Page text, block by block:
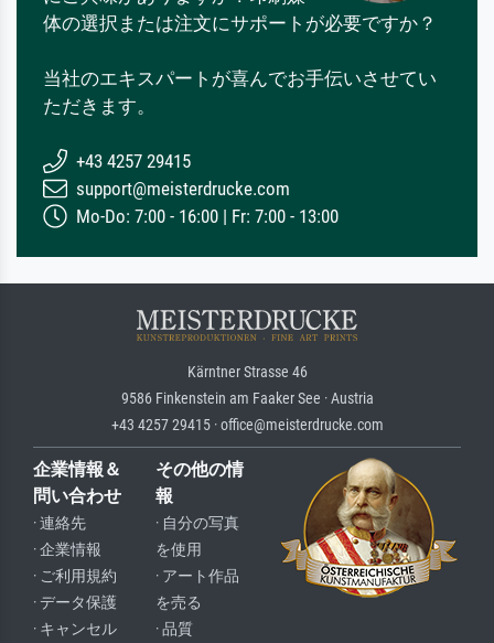
体の選択または注文にサポートが必要ですか？
当社のエキスパートが喜んでお手伝いさせてい
ただきます。
+43 4257 29415
support@meisterdrucke.com
Mo-Do: 7:00 - 16:00 | Fr: 7:00 - 13:00
Kärntner Strasse 46
9586 Finkenstein am Faaker See · Austria
+43 4257 29415 · office@meisterdrucke.com
企業情報＆
問い合わせ
· 連絡先
· 企業情報
· ご利用規約
· データ保護
· キャンセル
その他の情
報
· 自分の写真
を使用
· アート作品
を売る
· 品質